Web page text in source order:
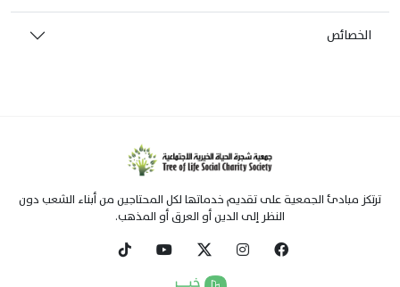
الخصائص
ترتكز مبادئ الجمعية على تقديم خدماتها لكل المحتاجين من أبناء الشعب دون
النظر إلى الدين أو العرق أو المذهب.